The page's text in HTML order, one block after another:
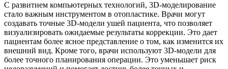
С развитием компьютерных технологий, 3D-моделирование
стало важным инструментом в отопластике. Врачи могут
создавать точные 3D-модели ушей пациента, что позволяет
визуализировать ожидаемые результаты коррекции. Это дает
пациентам более ясное представление о том, как изменится их
внешний вид. Кроме того, врачи используют 3D-модели для
более точного планирования операции. Это уменьшает риск